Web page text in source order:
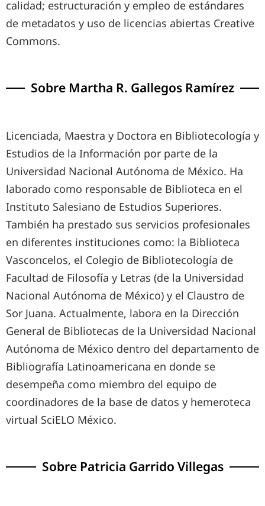
calidad; estructuración y empleo de estándares
de metadatos y uso de licencias abiertas Creative
Commons.
Sobre Martha R. Gallegos Ramírez
Licenciada, Maestra y Doctora en Bibliotecología y
Estudios de la Información por parte de la
Universidad Nacional Autónoma de México. Ha
laborado como responsable de Biblioteca en el
Instituto Salesiano de Estudios Superiores.
También ha prestado sus servicios profesionales
en diferentes instituciones como: la Biblioteca
Vasconcelos, el Colegio de Bibliotecología de
Facultad de Filosofía y Letras (de la Universidad
Nacional Autónoma de México) y el Claustro de
Sor Juana. Actualmente, labora en la Dirección
General de Bibliotecas de la Universidad Nacional
Autónoma de México dentro del departamento de
Bibliografía Latinoamericana en donde se
desempeña como miembro del equipo de
coordinadores de la base de datos y hemeroteca
virtual SciELO México.
Sobre Patricia Garrido Villegas